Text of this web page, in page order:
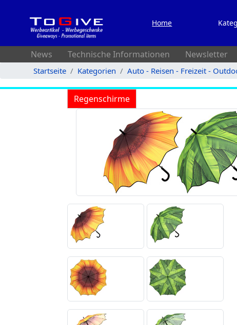
Home
News Technische Informationen Newsletter
Startseite Kategorien Auto - Reisen - Freizeit -
Regenschirme